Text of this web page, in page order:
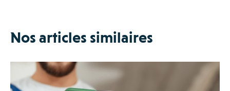
Nos articles similaires